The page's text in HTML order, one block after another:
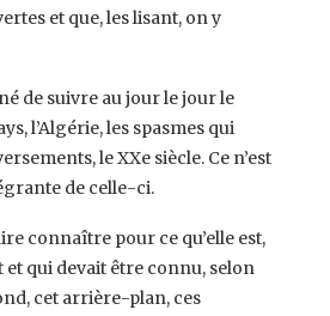
et que, les lisant, ‎on y
de suivre ‎au jour le jour le
l’Algérie, les spasmes qui
le XXe siècle. Ce n’est
de celle-ci.‎
‎connaître pour ce qu’elle est,
qui devait être connu, selon
cet arrière-plan, ces